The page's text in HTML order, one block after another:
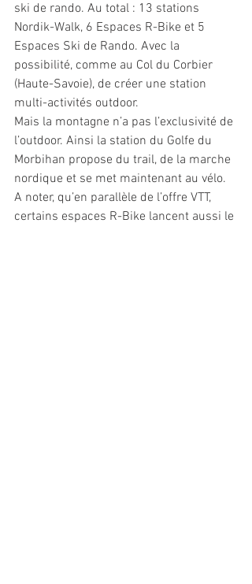
ski de rando. Au total : 13 stations
Nordik-Walk, 6 Espaces R-Bike et 5
Espaces Ski de Rando. Avec la
possibilité, comme au Col du Corbier
(Haute-Savoie), de créer une station
multi-activités outdoor.
Mais la montagne n’a pas l’exclusivité de
l’outdoor. Ainsi la station du Golfe du
Morbihan propose du trail, de la marche
nordique et se met maintenant au vélo.
A noter, qu’en parallèle de l’offre VTT,
certains espaces R-Bike lancent aussi le